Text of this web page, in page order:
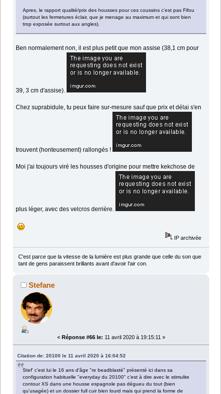
Apres, le rapport qualité/prix des housses pour ces coussins c'est pas Fifou
(surtout les fermetures éclair, que je menage au maximum et qui sont bien
trop exposée surtout aux angles).
Ben normalement non, il est plus petit que mon assise (38,1 cm pour
39, 3 cm d'assise).
Chez suprabidule, tu peux faire sur-mesure sauf que prix et délai s'en
trouvent (honteusement) rallongés !
Moi j'ai toujours viré les housses d'origine pour mettre kekchose de
plus léger, avec des velcros derrière.
IP archivée
C'est parce que la vitesse de la lumière est plus grande que celle du son que
tant de gens paraissent brillants avant d'avoir l'air con.
Stefane
« Réponse #66 le: 11 avril 2020 à 19:15:11 »
Citation de: 20100 le 11 avril 2020 à 16:04:52
Stef' c'est lui le 16 ans d'âge "re beadblasté" présenté ici dans sa
configuration habituelle "everyday du 20100" c'est à dire avec le stimulite
contour XS dans une housse espagnole pas dégueu du tout (bien
qu'usagée) et un dossier full cuir bien lourd mais qui prend la forme de